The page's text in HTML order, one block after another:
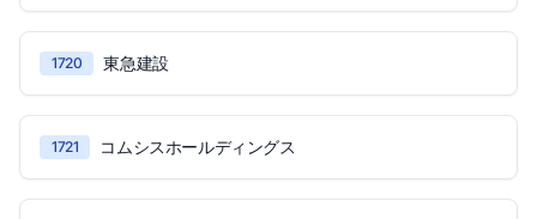
1720 東急建設
1721 コムシスホールディングス